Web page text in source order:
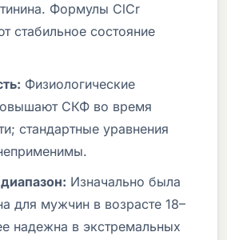
Формулы ClCr
стабильное состояние
Физиологические
СКФ во время
стандартные уравнения
Изначально была
для мужчин в возрасте 18–
надежна в экстремальных